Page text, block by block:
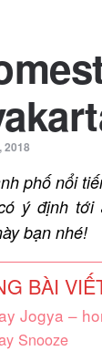
2018
phố nổi
ý định
bạn nhé!
BÀI
Jogya –
Snooze